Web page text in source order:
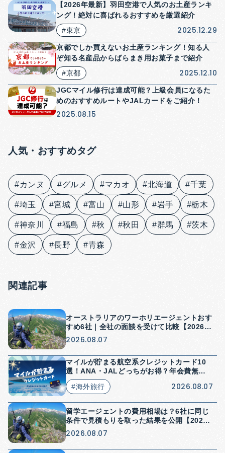
【2026年最新】羽田空港で人気のお土産ランキ
ング！絶対に喜ばれるおすすめを厳選紹介
#東京
2025.12.29
京都でしか買えないお土産ランキング！知る人
ぞ知る名産品からばらまき用お菓子まで紹介
#京都
2025.12.10
JGCマイル修行は達成可能？上級会員になるた
めのおすすめルートやJALカードをご紹介！
2025.08.15
人気・おすすめタグ
#カンヌ #グルメ #マカオ #北海道 #千葉
#埼玉 #宮城 #富山 #山形 #岩手 #栃木
#神奈川 #福島 #秋 #秋田 #群馬 #茨木
#金沢 #長野 #青森
関連記事
オーストラリアのワーホリエージェントおす
すめ6社｜全社の面談を受けて比較【2026
年】
2026.08.07
マイルが貯まる航空系クレジットカード10
選！ANA・JALどっちがお得？年会費無料
はある？
#海外旅行
2026.08.07
留学エージェントの費用相場は？6社に同じ
条件で見積もりを取った結果を公開【2026
年】
2026.08.07